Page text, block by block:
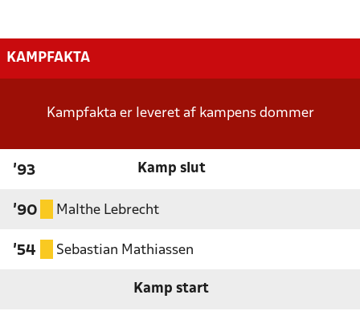
KAMPFAKTA
Kampfakta er leveret af kampens dommer
'93 Kamp slut
'90 Malthe Lebrecht
'54 Sebastian Mathiassen
Kamp start